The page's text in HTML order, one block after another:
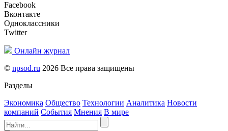
Facebook
Вконтакте
Одноклассники
Twitter
Онлайн журнал
© npsod.ru 2026 Все права защищены
Разделы
Экономика Общество Технологии Аналитика Новости
компаний События Мнения В мире